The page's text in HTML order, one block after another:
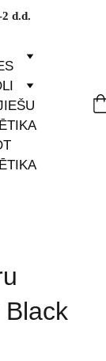
d.d.